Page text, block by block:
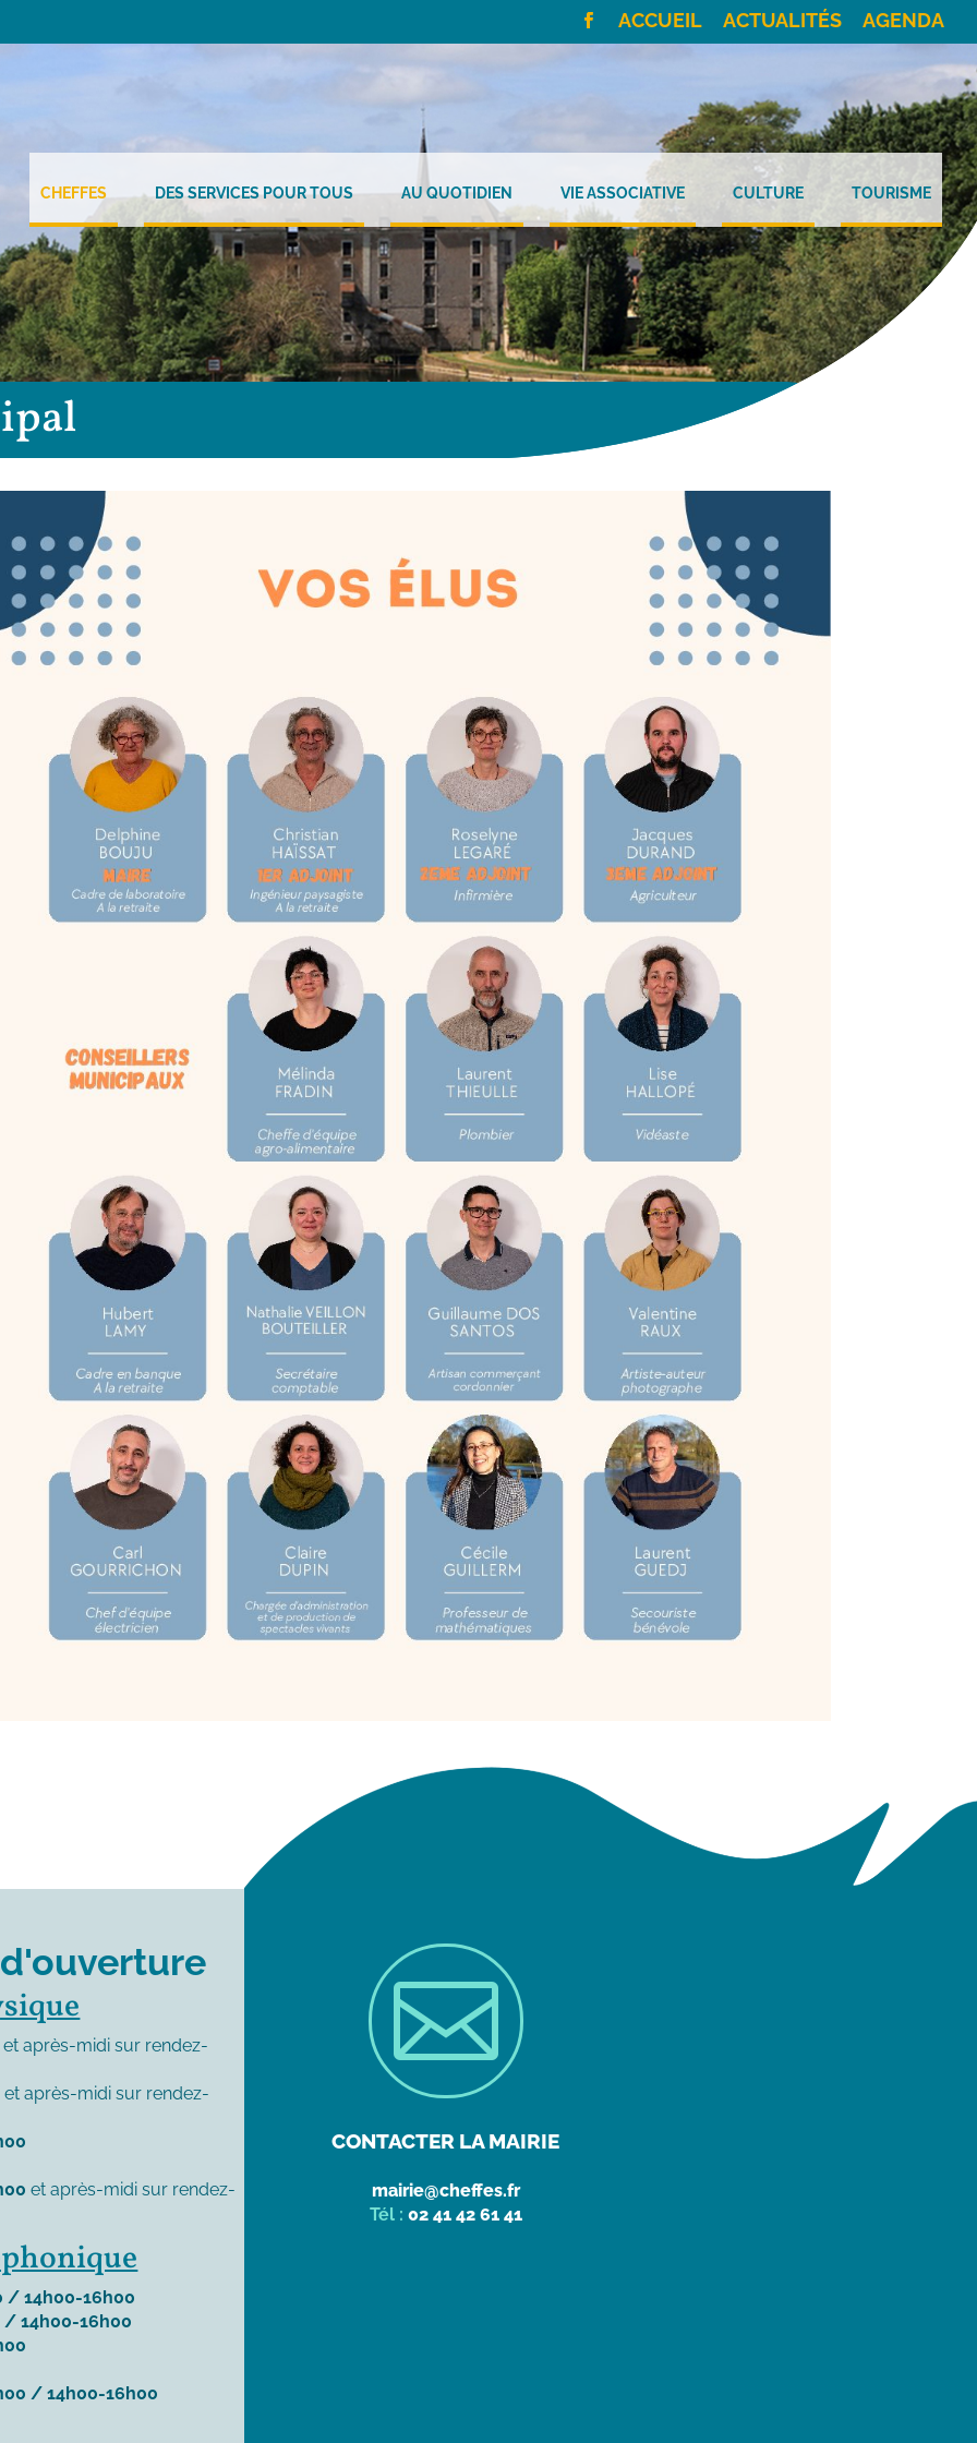
ACCUEIL ACTUALITÉS AGENDA
CHEFFES DES SERVICES POUR TOUS AU QUOTIDIEN VIE ASSOCIATIVE CULTURE TOURISME
et après-midi sur rendez-
et après-midi sur rendez-
et après-midi sur rendez-
/ 14h00-16h00
/ 14h00-16h00
/ 14h00-16h00

CONTACTER LA MAIRIE
mairie@cheffes.fr
Tél : 02 41 42 61 41